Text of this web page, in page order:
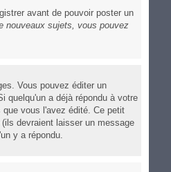
avant de pouvoir poster un
nouveaux sujets, vous pouvez
Vous pouvez éditer un
quelqu'un a déjà répondu à votre
vous l'avez édité. Ce petit
devraient laisser un message
y a répondu.